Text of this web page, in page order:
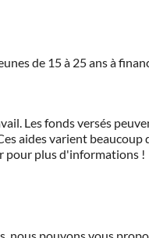
de 15 à 25 ans à
Les fonds versés
aides varient beaucoup
pour plus d'informations !